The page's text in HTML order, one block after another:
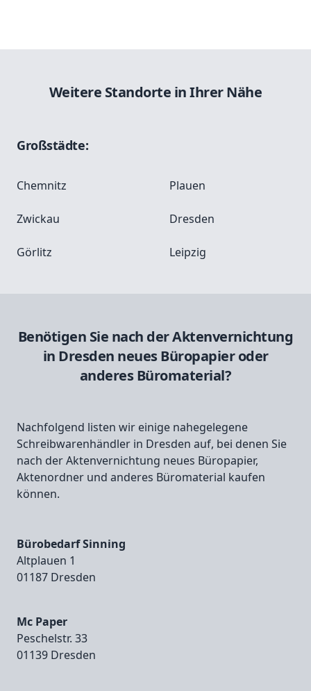
Weitere Standorte in Ihrer Nähe
Großstädte:
Chemnitz Plauen
Zwickau Dresden
Görlitz Leipzig
Benötigen Sie nach der Aktenvernichtung
in Dresden neues Büropapier oder
anderes Büromaterial?
Nachfolgend listen wir einige nahegelegene
Schreibwarenhändler in Dresden auf, bei denen Sie
nach der Aktenvernichtung neues Büropapier,
Aktenordner und anderes Büromaterial kaufen
können.
Bürobedarf Sinning
Altplauen 1
01187 Dresden
Mc Paper
Peschelstr. 33
01139 Dresden